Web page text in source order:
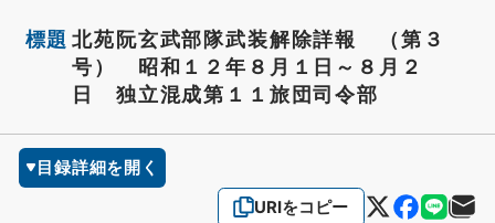
標題 北苑阮玄武部隊武装解除詳報 （第３
号） 昭和１２年８月１日～８月２
日 独立混成第１１旅団司令部
目録詳細を開く
URIをコピー